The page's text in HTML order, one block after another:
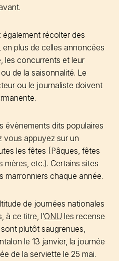
récolter des
plus de celles annoncées
les concurrents et leur
de la saisonnalité. Le
ou le journaliste doivent
évènements dits populaires
vous appuyez sur un
les fêtes (Pâques, fêtes
etc.). Certains sites
marronniers chaque année.
de journées nationales
à ce titre, l’ONU les recense
plutôt saugrenues,
le 13 janvier, la journée
de la serviette le 25 mai.